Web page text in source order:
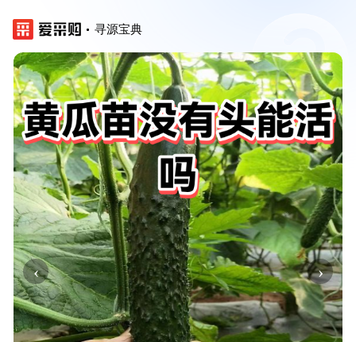
寻源宝典
‹ ›